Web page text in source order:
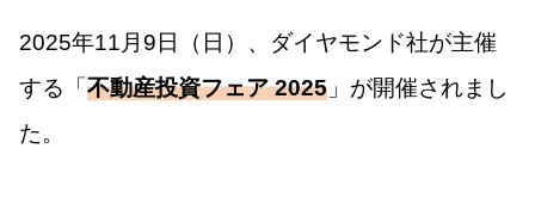
2025年11月9日（日）、ダイヤモンド社が主催
する「 不動産投資フェア 2025 」が開催されまし
た。